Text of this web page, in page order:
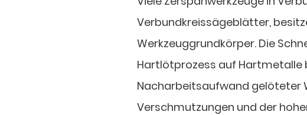
Verbundkreissägeblätter,
Werkzeuggrundkörper. Die
Hartlötprozess auf Hartmetalle
Nacharbeitsaufwand gelöteter
Verschmutzungen und der